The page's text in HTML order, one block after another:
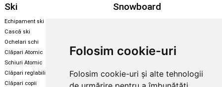
Folosim cookie-uri
Folosim cookie-uri și alte tehnologii
Ski
Echipament ski
Cască ski
Ochelari schi
Clăpari Atomic
Schiuri Atomic
Clăpari reglabili
Clăpari copii
Snowboard
Santa Cruz